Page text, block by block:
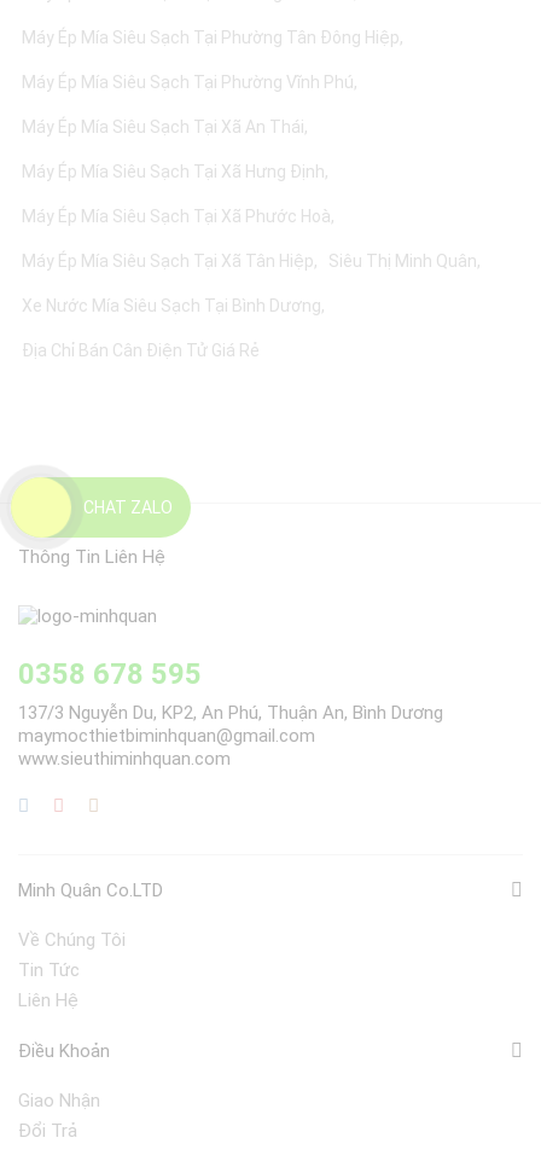
Máy Ép Mía Siêu Sạch Tại Phường Tân Đông Hiệp
Máy Ép Mía Siêu Sạch Tại Phường Vĩnh Phú
Máy Ép Mía Siêu Sạch Tại Xã An Thái
Máy Ép Mía Siêu Sạch Tại Xã Hưng Định
Máy Ép Mía Siêu Sạch Tại Xã Phước Hoà
Máy Ép Mía Siêu Sạch Tại Xã Tân Hiệp Siêu Thị Minh Quân
Xe Nước Mía Siêu Sạch Tại Bình Dương
Địa Chỉ Bán Cân Điện Tử Giá Rẻ
CHAT ZALO
Thông Tin Liên Hệ
0358 678 595
137/3 Nguyễn Du, KP2, An Phú, Thuận An, Bình Dương
maymocthietbiminhquan@gmail.com
www.sieuthiminhquan.com
Minh Quân Co.LTD
Về Chúng Tôi
Tin Tức
Liên Hệ
Điều Khoản
Giao Nhận
Đổi Trả